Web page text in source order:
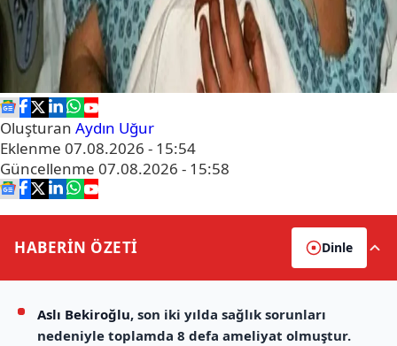
Oluşturan Aydın Uğur
Eklenme 07.08.2026 - 15:54
Güncellenme 07.08.2026 - 15:58
HABERİN ÖZETİ Dinle
Aslı Bekiroğlu, son iki yılda sağlık sorunları
nedeniyle toplamda 8 defa ameliyat olmuştur.